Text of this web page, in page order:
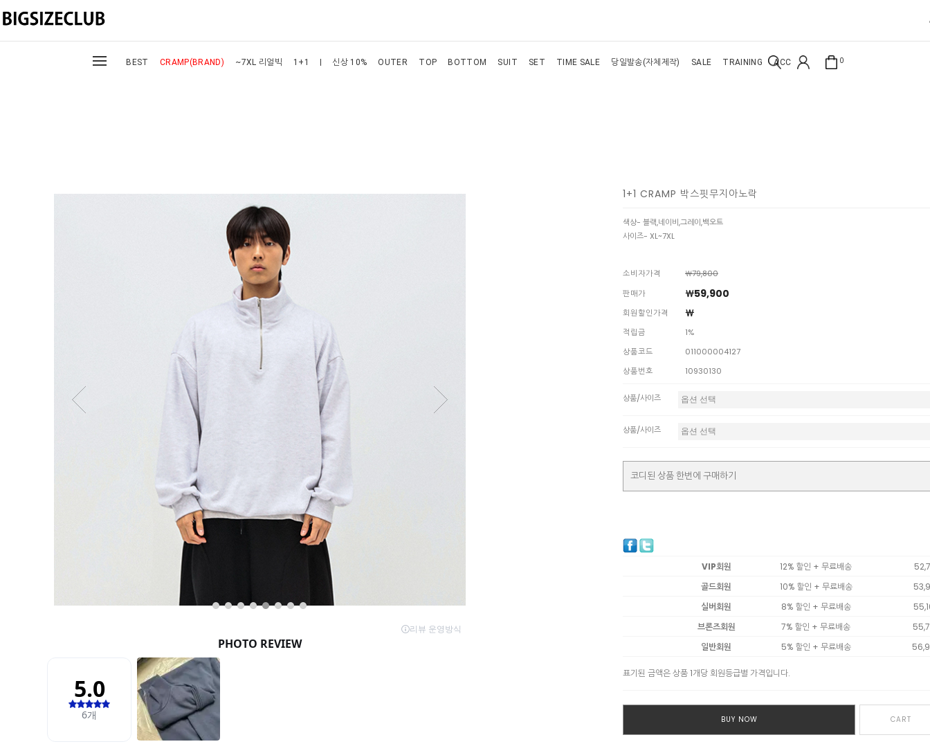
BEST CRAMP(BRAND) ~7XL 리얼빅 1+1 신상 10% OUTER TOP BOTTOM SUIT SET TIME SALE 당일발송(자체제작) SALE TRAINING ACC 0
1+1 CRAMP 박스핏무지아노락
색상- 블랙,네이비,그레이,백오트
사이즈- XL~7XL
소비자가격
￦79,800
판매가
￦59,900
회원할인가격 ￦
적립금
1%
상품코드
011000004127
상품번호
10930130
상품/사이즈
상품/사이즈
코디된 상품 한번에 구매하기
VIP회원 12% 할인 + 무료배송
골드회원
10% 할인 + 무료배송
실버회원
8% 할인 + 무료배송
브론즈회원
7% 할인 + 무료배송
일반회원
5% 할인 + 무료배송
표기된 금액은 상품 1개당 회원등급별 가격입니다.
BUY NOW CART